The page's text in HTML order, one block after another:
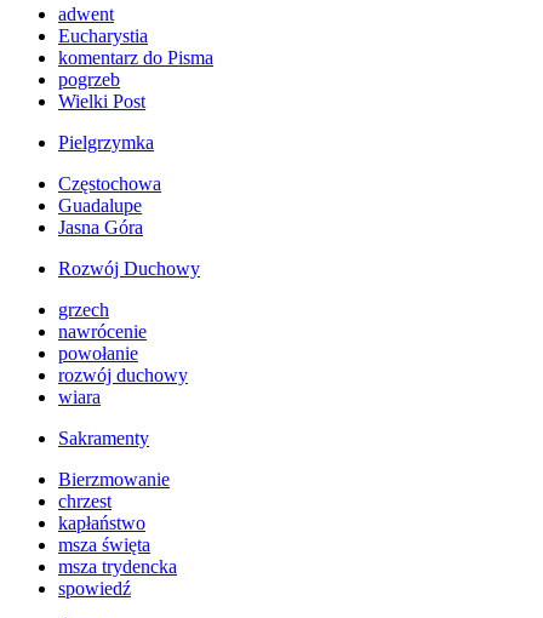
adwent
Eucharystia
komentarz do Pisma
pogrzeb
Wielki Post
Pielgrzymka
Częstochowa
Guadalupe
Jasna Góra
Rozwój Duchowy
grzech
nawrócenie
powołanie
rozwój duchowy
wiara
Sakramenty
Bierzmowanie
chrzest
kapłaństwo
msza święta
msza trydencka
spowiedź